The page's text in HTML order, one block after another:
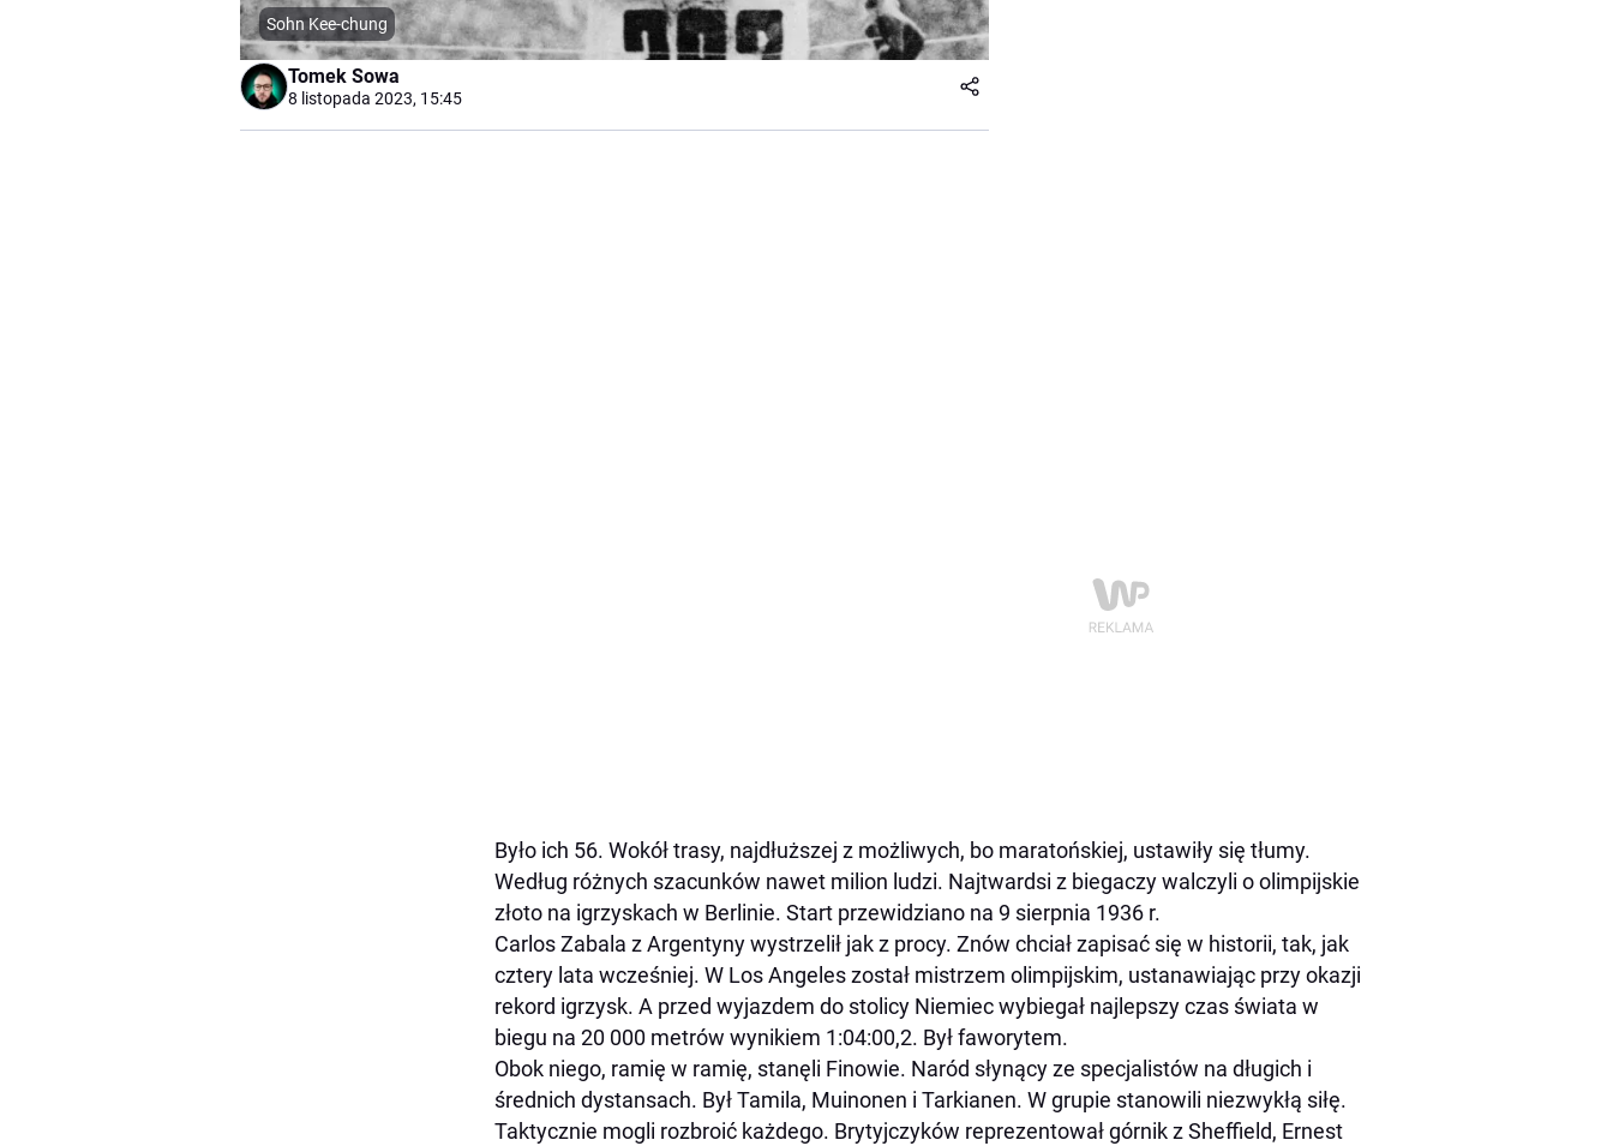
Sohn Kee-chung
Tomek Sowa
8 listopada 2023, 15:45
Było ich 56. Wokół trasy, najdłuższej z możliwych, bo maratońskiej, ustawiły się tłumy.
Według różnych szacunków nawet milion ludzi. Najtwardsi z biegaczy walczyli o olimpijskie
złoto na igrzyskach w Berlinie. Start przewidziano na 9 sierpnia 1936 r.
Carlos Zabala z Argentyny wystrzelił jak z procy. Znów chciał zapisać się w historii, tak, jak
cztery lata wcześniej. W Los Angeles został mistrzem olimpijskim, ustanawiając przy okazji
rekord igrzysk. A przed wyjazdem do stolicy Niemiec wybiegał najlepszy czas świata w
biegu na 20 000 metrów wynikiem 1:04:00,2. Był faworytem.
Obok niego, ramię w ramię, stanęli Finowie. Naród słynący ze specjalistów na długich i
średnich dystansach. Był Tamila, Muinonen i Tarkianen. W grupie stanowili niezwykłą siłę.
Taktycznie mogli rozbroić każdego. Brytyjczyków reprezentował górnik z Sheffield, Ernest